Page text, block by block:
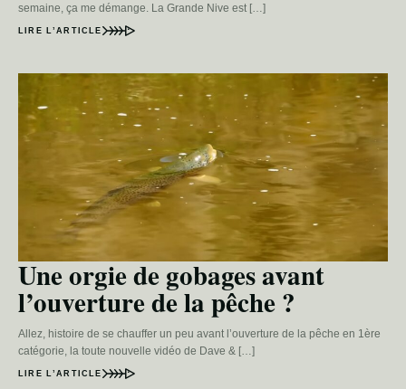
semaine, ça me démange. La Grande Nive est […]
LIRE L’ARTICLE
Une orgie de gobages avant
l’ouverture de la pêche ?
Allez, histoire de se chauffer un peu avant l’ouverture de la pêche en 1ère
catégorie, la toute nouvelle vidéo de Dave & […]
LIRE L’ARTICLE